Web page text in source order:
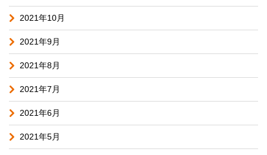
2021年10月
2021年9月
2021年8月
2021年7月
2021年6月
2021年5月